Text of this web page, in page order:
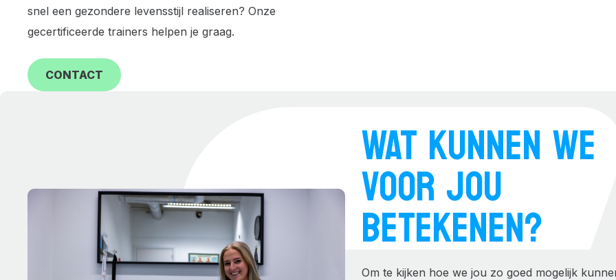
snel een gezondere levensstijl realiseren? Onze
gecertificeerde trainers helpen je graag.
CONTACT
WAT KUNNEN WE
VOOR JOU
BETEKENEN?
Om te kijken hoe we jou zo goed mogelijk